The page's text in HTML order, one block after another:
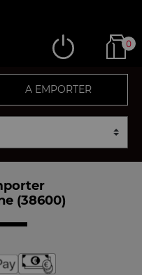
0
A EMPORTER
(38600)